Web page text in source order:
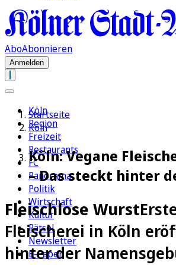
AboAbonnieren
Anmelden
Köln
Region
Freizeit
Restaurants
FC
Panorama
Politik
Wirtschaft
Kultur
Rätsel
Newsletter
E-Paper
Startseite
Köln
Köln: Vegane
– Das steckt hinter
Fleischlose Wurst
Fleischerei in Köln
hinter der